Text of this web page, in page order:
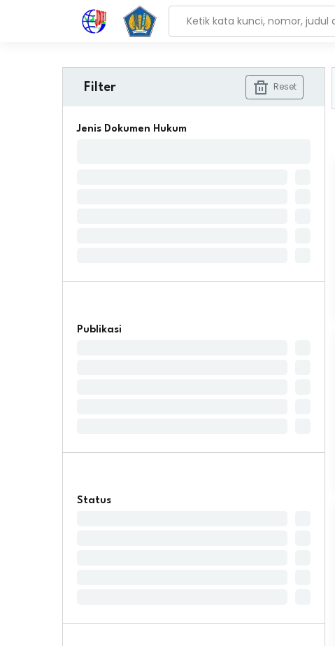
Filter Reset
Jenis Dokumen Hukum
Publikasi
Status